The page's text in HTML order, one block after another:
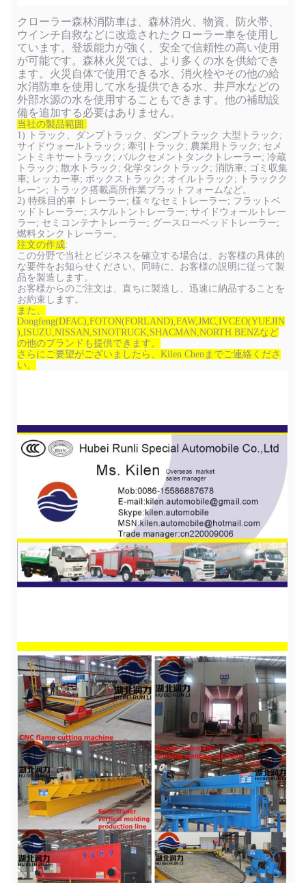
クローラー森林消防車は、森林消火、物資、防火帯、
ウインチ自救などに改造されたクローラー車を使用し
ています。登坂能力が強く、安全で信頼性の高い使用
が可能です。森林火災では、より多くの水を供給でき
ます。火災自体で使用できる水、消火栓やその他の給
水消防車を使用して水を提供できる水、井戸水などの
外部水源の水を使用することもできます。他の補助設
備を追加する必要はありません。
当社の製品範囲:
1) トラック、ダンプトラック、ダンプトラック 大型トラック;
サイドウォールトラック; 牽引トラック; 農業用トラック; セメ
ントミキサートラック; バルクセメントタンクトレーラー; 冷蔵
トラック; 散水トラック; 化学タンクトラック; 消防車; ゴミ収集
車; レッカー車; ボックストラック; オイルトラック; トラックク
レーン; トラック搭載高所作業プラットフォームなど。
2) 特殊目的車 トレーラー; 様々なセミトレーラー; フラットベ
ッドトレーラー; スケルトントレーラー; サイドウォールトレー
ラー; セミコンテナトレーラー; グースローベッドトレーラー;
燃料タンクトレーラー。
注文の作成:
この分野で当社とビジネスを確立する場合は、お客様の具体的
な要件をお知らせください。同時に、お客様の説明に従って製
品を製造します。
お客様からのご注文は、直ちに製造し、迅速に納品することを
お約束します。
また、
Dongfeng(DFAC),FOTON(FORLAND),FAW,JMC,IVCEO(YUEJIN
),ISUZU,NISSAN,SINOTRUCK,SHACMAN,NORTH BENZなど
の他のブランドも提供できます。
さらにご要望がございましたら、Kilen Chenまでご連絡くださ
い。